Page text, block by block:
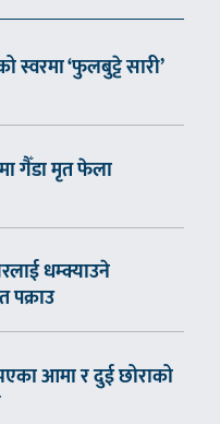
स्वरमा ‘फुलबुट्टे सारी’
गैँडा मृत फेला
धम्क्याउने
आमा र दुई छोराको